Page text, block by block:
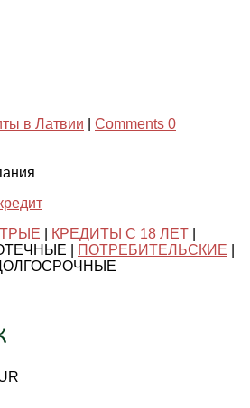
в Латвии
Comments 0
КРЕДИТЫ С 18 ЛЕТ
|
ПОТРЕБИТЕЛЬСКИЕ